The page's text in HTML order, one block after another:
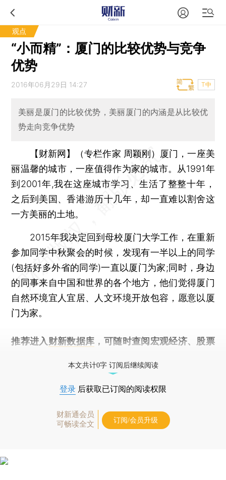
观点
“小而精”：厦门的比较优势与竞争
优势
2016年06月29日 14:27 T中
美丽是厦门的比较优势，美丽厦门的内涵是从比较优
势走向竞争优势
【财新网】（专栏作家 周颖刚） 厦门，一座美
丽温馨的城市，一座值得作为家的城市。从1991年
到2001年,我在这座城市学习、生活了整整十年，
之后到美国、香港游历十几年，却一直难以割舍这
一方美丽的土地。
2015年我决定回到母校厦门大学工作，在重新
参加同学中秋聚会的时候，发现有一半以上的同学
(包括好多外省的同学)一直以厦门为家;同时，身边
的同事来自中国和世界的各个地方，他们觉得厦门
自然环境宜人宜居、人文环境开放包容，愿意以厦
门为家。
推荐进入 财新数据库 ，可随时查阅宏观经济、股票
本文共计0字 订阅后继续阅读
登录 后获取已订阅的阅读权限
财新通会员
可畅读全文
订阅/会员升级